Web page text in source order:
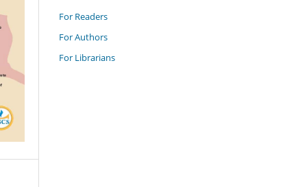
For Readers
For Authors
For Librarians